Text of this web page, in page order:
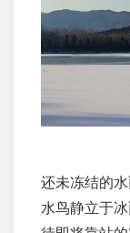
还未冻结的
水鸟静立于